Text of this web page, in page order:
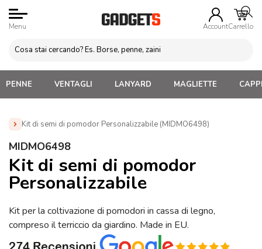
Menu AccountCarrello
PENNE VENTAGLI LANYARD MAGLIETTE
Kit di semi di pomodor Personalizzabile (MIDMO6498)
Home » Gadget per Casa e Giardino
(MIDMO6498)
MIDMO6498
Kit di semi di pomodor
Personalizzabile
Kit per la coltivazione di pomodori in cassa di legno,
compreso il terriccio da giardino. Made in EU.